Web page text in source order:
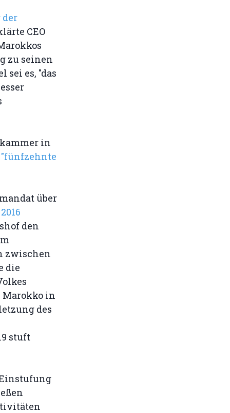
der
CEO
zu seinen
es, "das
in
über
den
zwischen
die
in
des
stuft